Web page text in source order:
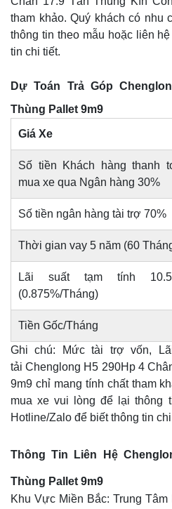
tham khảo. Quý khách có nhu
thông tin theo mẫu hoặc liên
tin chi tiết.
Dự Toán Trả Góp
Thùng Pallet 9m9
Giá Xe
Số tiền Khách hàng thanh
mua xe qua Ngân hàng 30%
Số tiền ngân hàng tài trợ 70%
Thời gian vay 5 năm (60
Lãi suất tạm tính
(0.875%/Tháng)
Tiền Gốc/Tháng
Ghi chú: Mức tài trợ vốn,
tải Chenglong H5 290Hp 4
9m9 chỉ mang tính chất tham
mua xe vui lòng để lại thông
Hotline/Zalo để biết thông tin
Thông Tin Liên Hệ
Thùng Pallet 9m9
Khu Vực Miền Bắc: Trung